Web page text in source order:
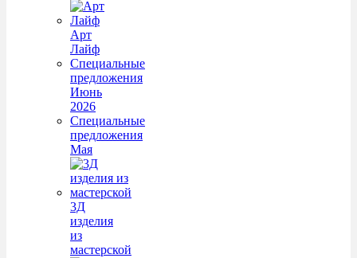
Арт
Лайф
Специальные
предложения
Июнь
2026
Специальные
предложения
Мая
3Д
изделия
из
мастерской